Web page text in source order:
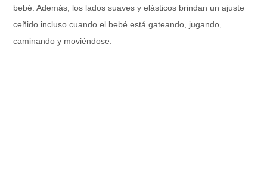
bebé. Además, los lados suaves y elásticos brindan un ajuste
ceñido incluso cuando el bebé está gateando, jugando,
caminando y moviéndose.